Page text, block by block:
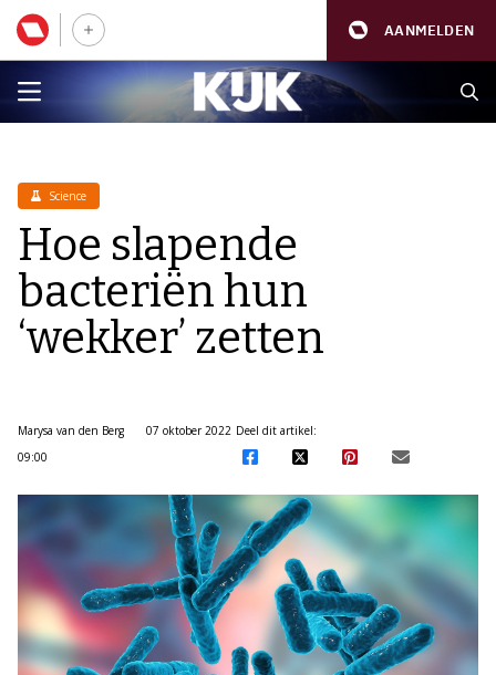
AANMELDEN
Science
Hoe slapende
bacteriën hun
‘wekker’ zetten
Marysa van den Berg
07 oktober 2022
09:00
Deel dit artikel: